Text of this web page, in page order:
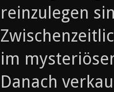
reinzulegen
im
Danach